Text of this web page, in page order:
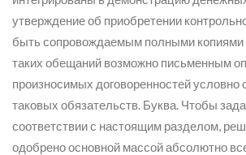
утверждение об приобретении
быть сопровождаемым полными копиями
таких обещаний возможно письменным
произносимых договоренностей условно
таковых обязательств. Буква. Чтобы
соответствии с настоящим разделом,
одобрено основной массой абсолютно